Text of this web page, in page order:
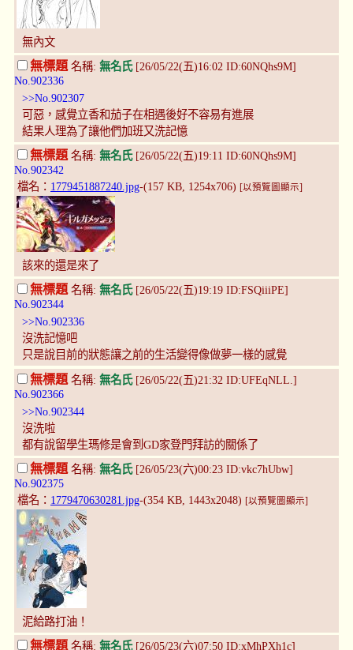
無內文
無標題 名稱: 無名氏[26/05/22(五)16:02 ID:60NQhs9M]
No.902336
>>No.902307
可惡，感覺立香和茄子在相遇後好不容易有進展
結果人理為了讓他們加班又洗記憶
無標題 名稱: 無名氏[26/05/22(五)19:11 ID:60NQhs9M]
No.902342
檔名： 1779451887240.jpg-(157 KB, 1254x706) [以預覽圖顯示]
該來的還是來了
無標題名稱: 無名氏[26/05/22(五)19:19 ID:FSQiiiPE]
No.902344
>>No.902336
沒洗記憶吧
只是說目前的狀態讓之前的生活變得像做夢一樣的感覺
無標題 名稱: 無名氏[26/05/22(五)21:32 ID:UFEqNLL.]
No.902366
>>No.902344
沒洗啦
都有說留學生瑪修是會到GD家登門拜訪的關係了
無標題 名稱: 無名氏[26/05/23(六)00:23 ID:vkc7hUbw]
No.902375
檔名： 1779470630281.jpg-(354 KB, 1443x2048) [以預覽圖顯示]
泥給路打油！
無標題名稱: 無名氏[26/05/23(六)07:50 ID:xMhPXh1c]